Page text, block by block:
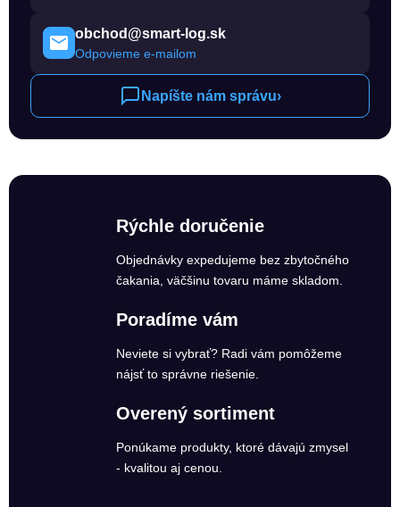
obchod@smart-log.sk
Odpovieme e-mailom
Napíšte nám správu›
Rýchle doručenie
Objednávky expedujeme bez zbytočného
čakania, väčšinu tovaru máme skladom.
Poradíme vám
Neviete si vybrať? Radi vám pomôžeme
nájsť to správne riešenie.
Overený sortiment
Ponúkame produkty, ktoré dávajú zmysel
- kvalitou aj cenou.